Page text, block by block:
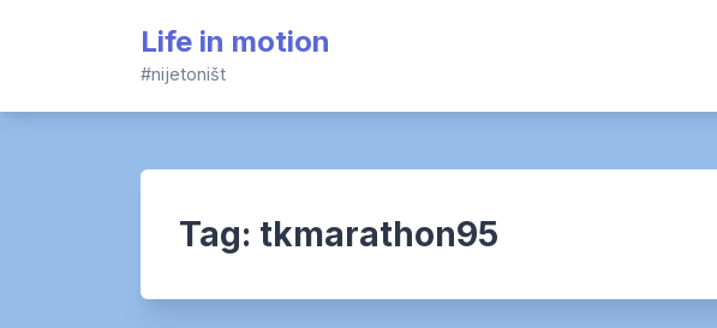
Life in motion
#nijetoništ
Tag: tkmarathon95